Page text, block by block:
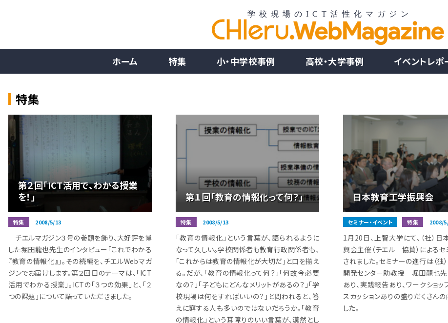
ホーム 特集 小・中学校事例 高校・大学事例 イベントレポ
特集
第２回「ICT活用で、わかる授業
を！」
特集 2008/5/13
チエルマガジン３号の巻頭を飾り、大好評を博
した堀田龍也先生のインタビュー「これでわかる
『教育の情報化』」。その続編を、チエルWebマガ
ジンでお届けします。第２回目のテーマは、「ICT
活用でわかる授業」。ICTの「３つの効果」と、「２
つの課題」について語っていただきました。
第１回「教育の情報化って何？」
特集 2008/5/13
「教育の情報化」という言葉が、語られるように
なって久しい。学校関係者も教育行政関係者も、
「これからは教育の情報化が大切だ」と口を揃え
る。だが、「教育の情報化って何？」「何故今必要
なの？」「子どもにどんなメリットがあるの？」「学
校現場は何をすればいいの？」と問われると、答
えに窮する人も多いのではないだろうか。「教育
の情報化」という耳障りのいい言葉が、漠然とし
日本教育工学振興会
セミナー・イベント 特集 2008/
1月20日、上智大学にて、（社）
興会主催（チエル 協賛）による
されました。セミナーの進行は（独
開発センター助教授 堀田龍也先
あり、実践報告あり、ワークショッ
スカッションありの盛りだくさん
した。